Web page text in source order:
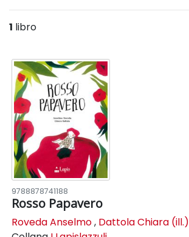
1 libro
9788878741188
Rosso Papavero
Roveda Anselmo, Dattola Chiara (ill.)